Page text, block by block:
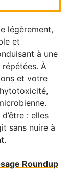
légèrement,
et
à une
À
et votre
: elles
sans nuire à
Roundup